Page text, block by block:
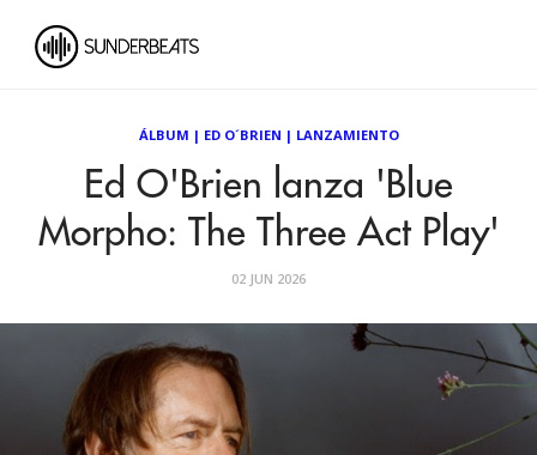
ÁLBUM | ED O´BRIEN | LANZAMIENTO
Ed O'Brien lanza 'Blue
Morpho: The Three Act Play'
02 JUN 2026